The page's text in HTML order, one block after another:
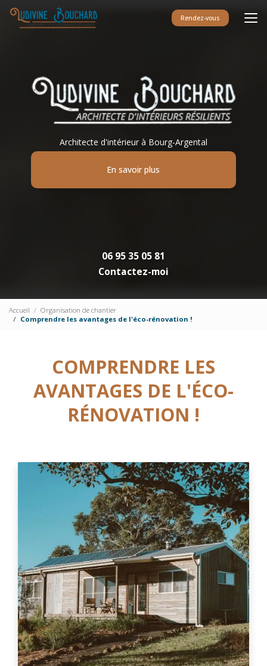
Aller
contenu
Rendez-vous
Architecte d'intérieur à Bourg-Argental
En savoir plus
06 95 35 05 81
Contactez-moi
Accueil
Organisation de chantier
Comprendre les avantages de l'éco-rénovation !
COMPRENDRE LES
AVANTAGES DE L'ÉCO-
RÉNOVATION !